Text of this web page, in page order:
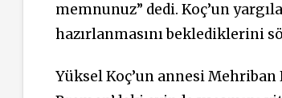
memnunuz” dedi. Koç’un
hazırlanmasını beklediklerini
Yüksel Koç’un annesi Mehriban